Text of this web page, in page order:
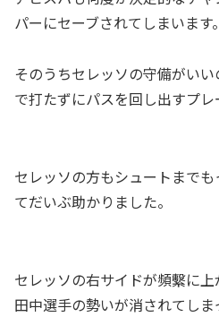
パーにセーブされてしまいます。
そのうちセレッソの守備がい
で打たずにパスを回し出すプレ
セレッソの方もシュートまで
てだいぶ助かりました。
セレッソの右サイドが頻繫に上
田中選手の勢いが消されてし